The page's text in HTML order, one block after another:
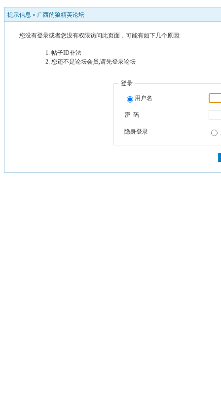
提示信息 » 广西的狼精英论坛
您没有登录或者您没有权限访问此页面，可能有如下几个原因:
帖子ID非法
您还不是论坛会员,请先登录论坛
登录
用户名
密 码
隐身登录